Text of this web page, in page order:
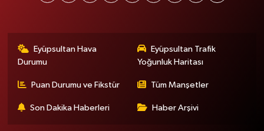
Eyüpsultan Hava
Durumu
Eyüpsultan Trafik
Yoğunluk Haritası
Puan Durumu ve Fikstür Tüm Manşetler
Son Dakika Haberleri Haber Arşivi